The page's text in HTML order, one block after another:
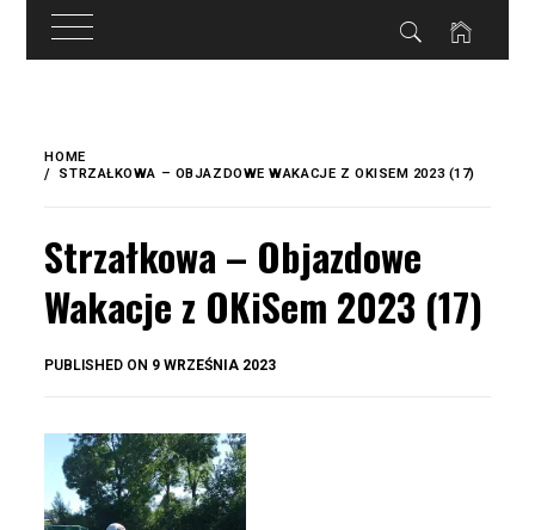
treści
content
HOME
STRZAŁKOWA – OBJAZDOWE WAKACJE Z OKISEM 2023 (17)
Strzałkowa – Objazdowe
Wakacje z OKiSem 2023 (17)
PUBLISHED ON 9 WRZEŚNIA 2023